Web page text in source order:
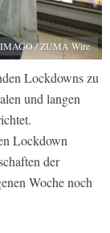
IMAGO / ZUMA Wire
Lockdowns zu
und langen
Lockdown
der
Woche noch